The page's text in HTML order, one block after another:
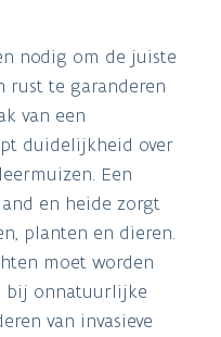
nodig om de juiste
rust te garanderen
van een
duidelijkheid over
Een
en heide zorgt
planten en dieren.
moet worden
bij onnatuurlijke
van invasieve